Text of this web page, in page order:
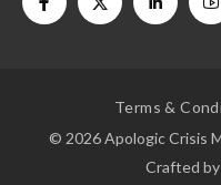
© 2026Apologic Crisis
Terms &
Crafted by